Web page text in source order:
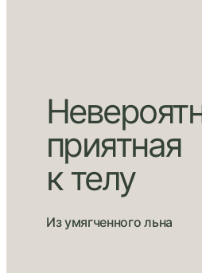
приятная
к телу
Из умягченного льна